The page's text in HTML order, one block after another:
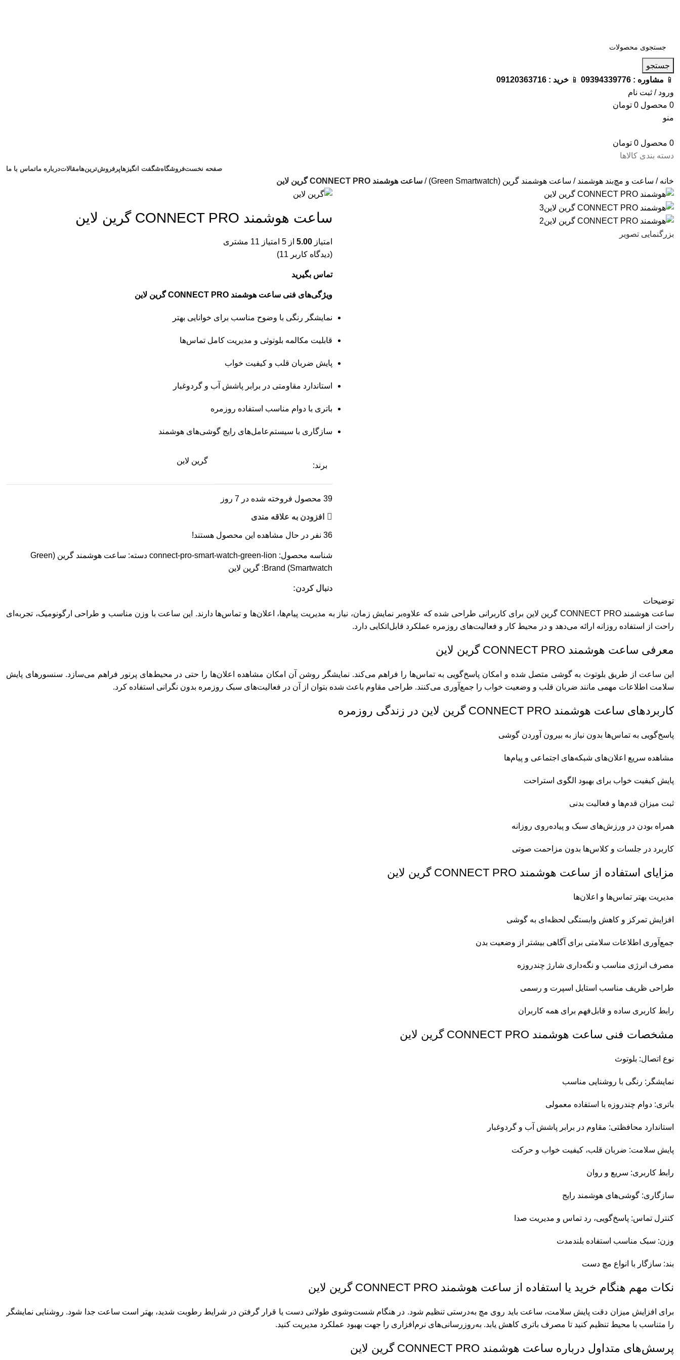
جستجو
📱 مشاوره : 09394339776
📱 خرید : 09120363716
ورود / ثبت نام
0 محصول 0 تومان
منو
0 محصول 0 تومان
دسته بندی کالاها
صفحه نخستفروشگاهشگفت انگیزهاپرفروش‌ترین‌هامقالاتدرباره ماتماس با ما
خانه ساعت و مچ‌بند هوشمند ساعت هوشمند گرین (Green Smartwatch) ساعت هوشمند CONNECT PRO گرین لاین
بزرگنمایی تصویر
ساعت هوشمند CONNECT PRO گرین لاین
امتیاز 5.00 از 5 امتیاز 11 مشتری
(دیدگاه کاربر 11
)
تماس بگیرید
ویژگی‌های فنی ساعت هوشمند CONNECT PRO گرین لاین
نمایشگر رنگی با وضوح مناسب برای خوانایی بهتر
قابلیت مکالمه بلوتوثی و مدیریت کامل تماس‌ها
پایش ضربان قلب و کیفیت خواب
استاندارد مقاومتی در برابر پاشش آب و گردوغبار
باتری با دوام مناسب استفاده روزمره
سازگاری با سیستم‌عامل‌های رایج گوشی‌های هوشمند
برند:
گرین لاین
39 محصول فروخته شده در 7 روز
افزودن به علاقه مندی
36 نفر در حال مشاهده این محصول هستند!
شناسه محصول: connect-pro-smart-watch-green-lion دسته:
ساعت هوشمند گرین (Green
Smartwatch)
Brand: گرین لاین
دنبال کردن:
توضیحات
ساعت هوشمند CONNECT PRO گرین لاین برای کاربرانی طراحی شده که علاوه‌بر نمایش زمان، نیاز به مدیریت پیام‌ها، اعلان‌ها و تماس‌ها دارند. این ساعت با وزن مناسب و طراحی ارگونومیک، تجربه‌ای
راحت از استفاده روزانه ارائه می‌دهد و در محیط کار و فعالیت‌های روزمره عملکرد قابل‌اتکایی دارد.
معرفی ساعت هوشمند CONNECT PRO گرین لاین
این ساعت از طریق بلوتوث به گوشی متصل شده و امکان پاسخ‌گویی به تماس‌ها را فراهم می‌کند. نمایشگر روشن آن امکان مشاهده اعلان‌ها را حتی در محیط‌های پرنور فراهم می‌سازد. سنسورهای پایش
سلامت اطلاعات مهمی مانند ضربان قلب و وضعیت خواب را جمع‌آوری می‌کنند. طراحی مقاوم باعث شده بتوان از آن در فعالیت‌های سبک روزمره بدون نگرانی استفاده کرد.
کاربردهای ساعت هوشمند CONNECT PRO گرین لاین در زندگی روزمره
پاسخ‌گویی به تماس‌ها بدون نیاز به بیرون آوردن گوشی
مشاهده سریع اعلان‌های شبکه‌های اجتماعی و پیام‌ها
پایش کیفیت خواب برای بهبود الگوی استراحت
ثبت میزان قدم‌ها و فعالیت بدنی
همراه بودن در ورزش‌های سبک و پیاده‌روی روزانه
کاربرد در جلسات و کلاس‌ها بدون مزاحمت صوتی
مزایای استفاده از ساعت هوشمند CONNECT PRO گرین لاین
مدیریت بهتر تماس‌ها و اعلان‌ها
افزایش تمرکز و کاهش وابستگی لحظه‌ای به گوشی
جمع‌آوری اطلاعات سلامتی برای آگاهی بیشتر از وضعیت بدن
مصرف انرژی مناسب و نگه‌داری شارژ چندروزه
طراحی ظریف مناسب استایل اسپرت و رسمی
رابط کاربری ساده و قابل‌فهم برای همه کاربران
مشخصات فنی ساعت هوشمند CONNECT PRO گرین لاین
نوع اتصال: بلوتوث
نمایشگر: رنگی با روشنایی مناسب
باتری: دوام چندروزه با استفاده معمولی
استاندارد محافظتی: مقاوم در برابر پاشش آب و گردوغبار
پایش سلامت: ضربان قلب، کیفیت خواب و حرکت
رابط کاربری: سریع و روان
سازگاری: گوشی‌های هوشمند رایج
کنترل تماس: پاسخ‌گویی، رد تماس و مدیریت صدا
وزن: سبک مناسب استفاده بلندمدت
بند: سازگار با انواع مچ دست
نکات مهم هنگام خرید یا استفاده از ساعت هوشمند CONNECT PRO گرین لاین
برای افزایش میزان دقت پایش سلامت، ساعت باید روی مچ به‌درستی تنظیم شود. در هنگام شست‌وشوی طولانی دست یا قرار گرفتن در شرایط رطوبت شدید، بهتر است ساعت جدا شود. روشنایی نمایشگر
را متناسب با محیط تنظیم کنید تا مصرف باتری کاهش یابد. به‌روزرسانی‌های نرم‌افزاری را جهت بهبود عملکرد مدیریت کنید.
پرسش‌های متداول درباره ساعت هوشمند CONNECT PRO گرین لاین